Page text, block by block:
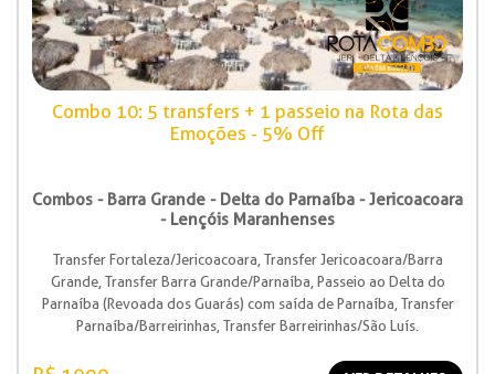
Combo 10: 5 transfers + 1 passeio na Rota das
Emoções - 5% Off
Combos - Barra Grande - Delta do Parnaíba - Jericoacoara
- Lençóis Maranhenses
Transfer Fortaleza/Jericoacoara, Transfer Jericoacoara/Barra
Grande, Transfer Barra Grande/Parnaíba, Passeio ao Delta do
Parnaíba (Revoada dos Guarás) com saída de Parnaíba, Transfer
Parnaíba/Barreirinhas, Transfer Barreirinhas/São Luís.